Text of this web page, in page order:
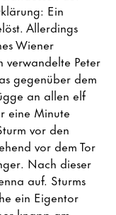
Ein
Allerdings
Wiener
verwandelte Peter
gegenüber dem
an allen elf
eine Minute
vor den
vor dem Tor
Nach dieser
auf. Sturms
ein Eigentor